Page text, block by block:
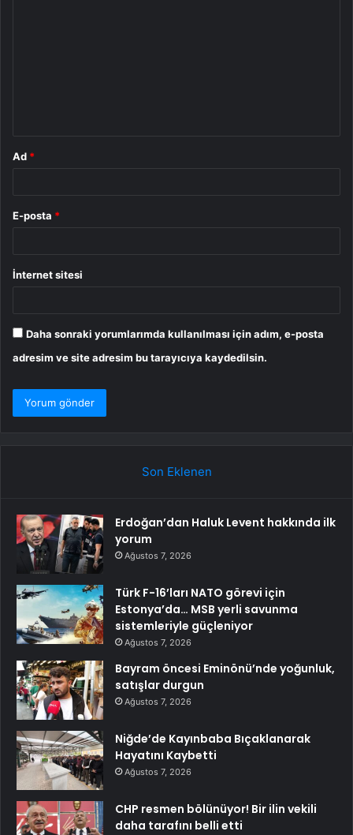
Ad *
E-posta *
İnternet sitesi
Daha sonraki yorumlarımda kullanılması için adım, e-posta
adresim ve site adresim bu tarayıcıya kaydedilsin.
Son Eklenen
Erdoğan’dan Haluk Levent hakkında ilk
yorum
Ağustos 7, 2026
Türk F-16’ları NATO görevi için
Estonya’da… MSB yerli savunma
sistemleriyle güçleniyor
Ağustos 7, 2026
Bayram öncesi Eminönü’nde yoğunluk,
satışlar durgun
Ağustos 7, 2026
Niğde’de Kayınbaba Bıçaklanarak
Hayatını Kaybetti
Ağustos 7, 2026
CHP resmen bölünüyor! Bir ilin vekili
daha tarafını belli etti